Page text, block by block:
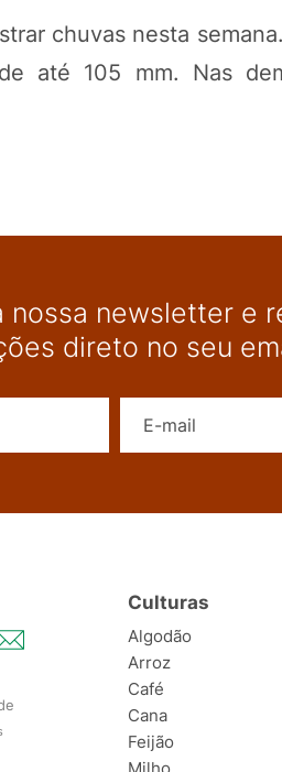
chuvas nesta
até 105 mm. Nas
nossa newsletter e
direto no seu
Culturas
Algodão
Arroz
Café
Cana
Feijão